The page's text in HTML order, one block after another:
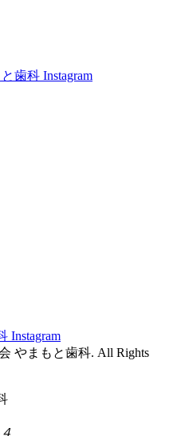
やまもと歯科. All Rights